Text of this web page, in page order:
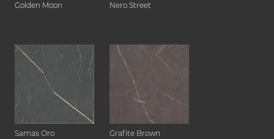
Golden Moon Nero Street
Samas Oro Grafite Brown